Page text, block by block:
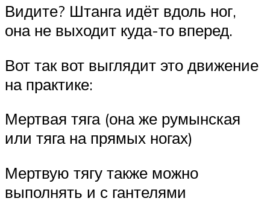
Видите? Штанга идёт вдоль ног,
она не выходит куда-то вперед.
Вот так вот выглядит это движение
на практике:
Мертвая тяга (она же румынская
или тяга на прямых ногах)
Мертвую тягу также можно
выполнять и с гантелями